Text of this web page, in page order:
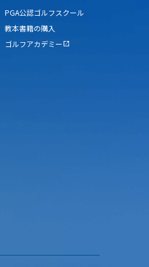
PGA公認ゴルフスクール
教本書籍の購入
ゴルフアカデミー open_in_new